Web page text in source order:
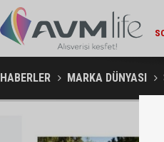
HABERLER MARKA DÜNYASI